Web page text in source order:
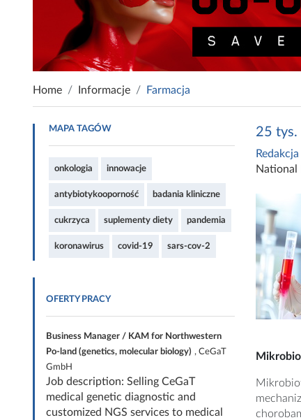
Home Informacje Farmacja
MAPA TAGÓW
onkologia innowacje
antybiotykooporność badania kliniczne
cukrzyca suplementy diety pandemia
koronawirus covid-19 sars-cov-2
OFERTY PRACY
Business Manager / KAM for Northwestern
Po-land (genetics, molecular biology) , CeGaT
GmbH
Job description: Selling CeGaT
medical genetic diagnostic and
customized NGS services to medical
25 tys.
National